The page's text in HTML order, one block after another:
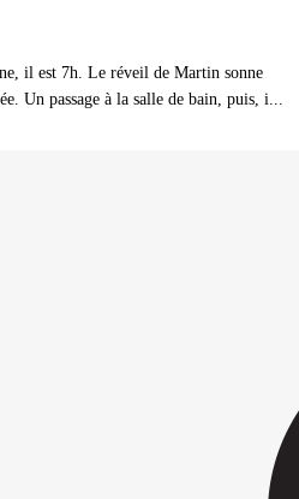
il est 7h. Le réveil de Martin sonne
Un passage à la salle de bain, puis, i...